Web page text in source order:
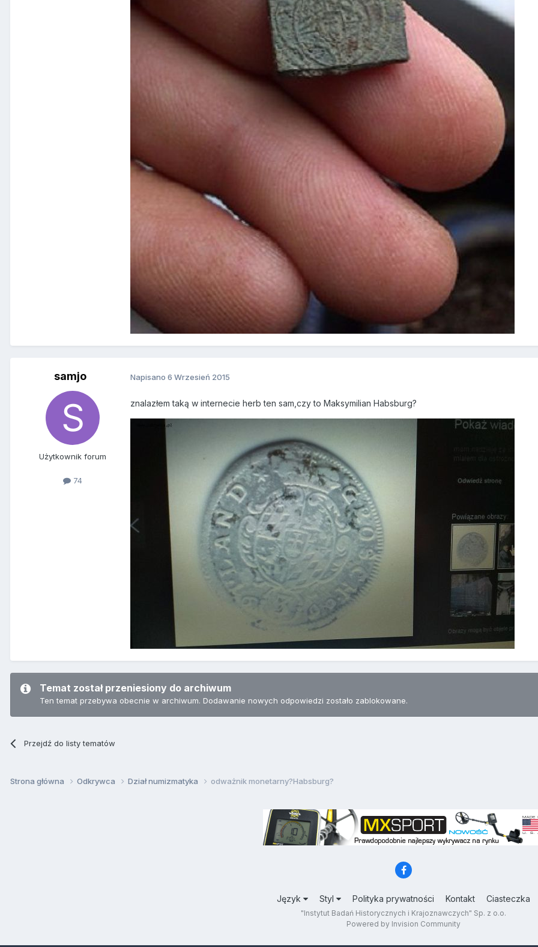
samjo
Użytkownik forum
74
Napisano 6 Wrzesień 2015
znalazłem taką w internecie herb ten sam,czy to Maksymilian Habsburg?
Temat został przeniesiony do archiwum
Ten temat przebywa obecnie w archiwum. Dodawanie nowych odpowiedzi zostało zablokowane.
Przejdź do listy tematów
Strona główna Odkrywca Dział numizmatyka odważnik monetarny?Habsburg?
Język Styl Polityka prywatności Kontakt Ciasteczka
"Instytut Badań Historycznych i Krajoznawczych" Sp. z o.o.
Powered by Invision Community